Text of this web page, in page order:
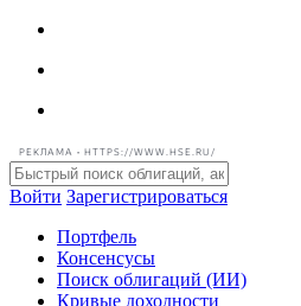
РЕКЛАМА • HTTPS://WWW.HSE.RU/
Войти Зарегистрироваться